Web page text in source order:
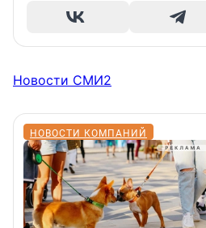
Новости СМИ2
НОВОСТИ КОМПАНИЙ